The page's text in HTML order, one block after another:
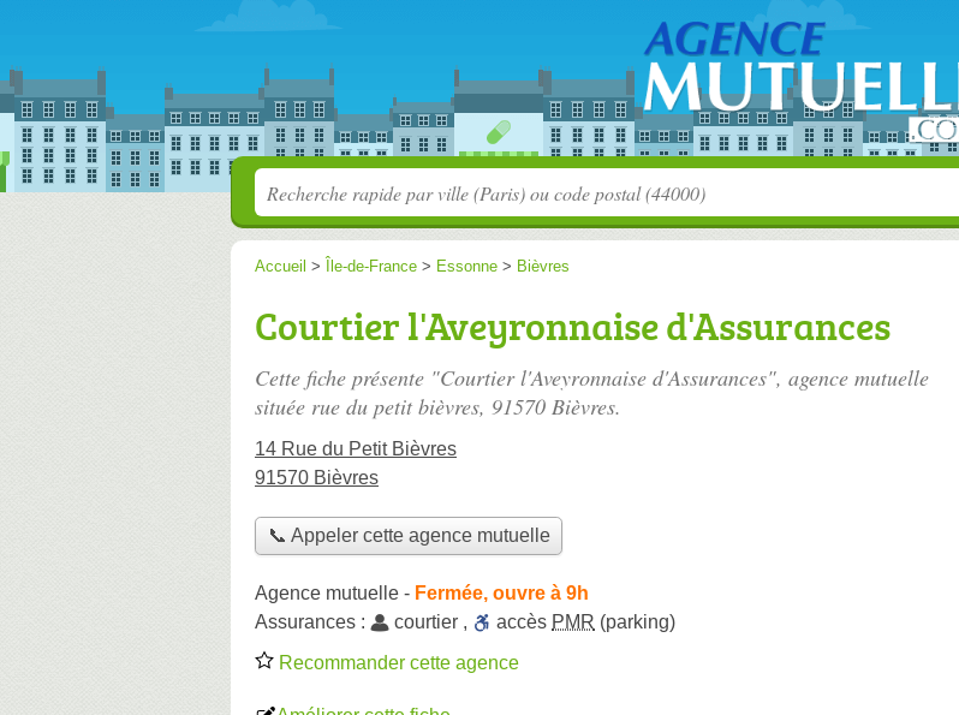
Accueil > Île-de-France > Essonne > Bièvres
Courtier l'Aveyronnaise d'Assurances
Cette fiche présente "Courtier l'Aveyronnaise d'Assurances", agence mutuelle
située rue du petit bièvres, 91570 Bièvres.
14 Rue du Petit Bièvres
91570 Bièvres
📞 Appeler cette agence mutuelle
Agence mutuelle - Fermée, ouvre à 9h
Assurances :
courtier , accès PMR (parking)
Recommander cette agence